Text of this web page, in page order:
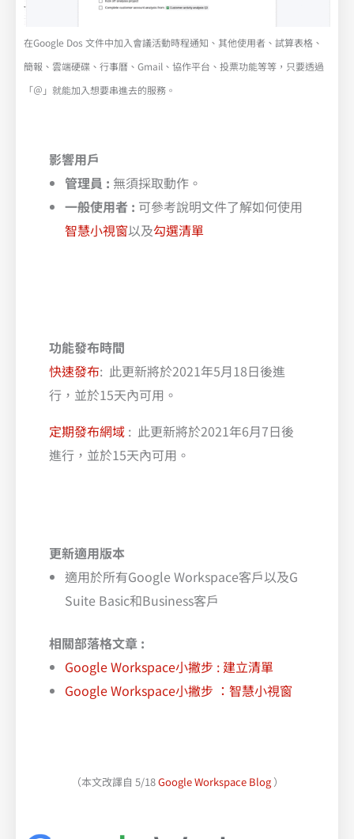
在Google Dos 文件中加入會議活動時程通知、其他使用者、試算表格、
簡報、雲端硬碟、行事曆、Gmail、協作平台、投票功能等等，只要透過
「＠」就能加入想要串進去的服務。
影響用戶
管理員 : 無須採取動作。
一般使用者 : 可參考說明文件了解如何使用
智慧小視窗以及勾選清單
功能發布時間
快速發布: 此更新將於2021年5月18日後進
行，並於15天內可用。
定期發布網域 : 此更新將於2021年6月7日後
進行，並於15天內可用。
更新適用版本
適用於所有Google Workspace客戶以及G
Suite Basic和Business客戶
相關部落格文章 :
Google Workspace小撇步 : 建立清單
Google Workspace小撇步 ：智慧小視窗
（本文改譯自 5/18Google Workspace Blog）